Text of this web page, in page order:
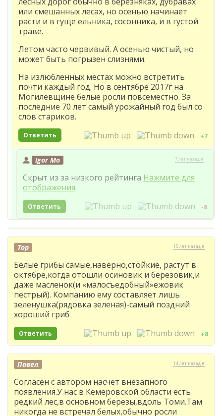
или смешанных лесах, но осенью начинает
расти и в гуще ельника, сосонника, и в густой
траве.
Летом часто червивый. А осенью чистый, но
может быть погрызен слизнями.
На излюбленных местах можно встретить
почти каждый год. Но в сентябре 2017г на
Могилевщине белые росли повсеместно. За
последние 70 лет самый урожайный год был со
слов стариков.
Ответить +7
Igor Mo 7 лет назад #
Скрыт из за низкого рейтинга Нажмите для
отображения.
Ответить -8
Тор 15 лет назад #
Белые грибы самые,наверно,стойкие, растут в
октябре,когда отошли осиновик и березовик,и
даже масленок(и «малосъедобный»ежовик
пестрый). Компанию ему составляет лишь
зеленушка(рядовка зеленая)-самый поздний
хороший гриб.
Ответить +8
Павел 14 лет назад #
Согласен с автором насчет внезапного
появления.У нас в Кемеровской области есть
редкий лес,в основном березы,вдоль Томи.Там
никогда не встречал белых,обычно росли